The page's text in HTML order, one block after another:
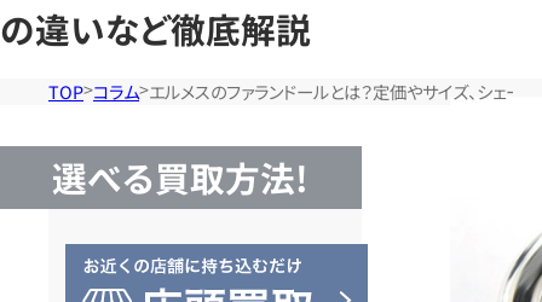
の違いなど徹底解説
TOP コラム エルメスのファランドールとは？定価やサイズ、シェー
選べる買取方法!